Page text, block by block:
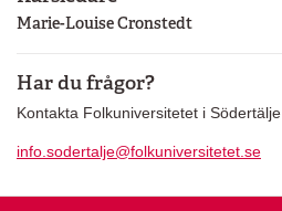
Marie-Louise Cronstedt
Har du frågor?
Kontakta Folkuniversitetet i Södertälje
info.sodertalje@folkuniversitetet.se